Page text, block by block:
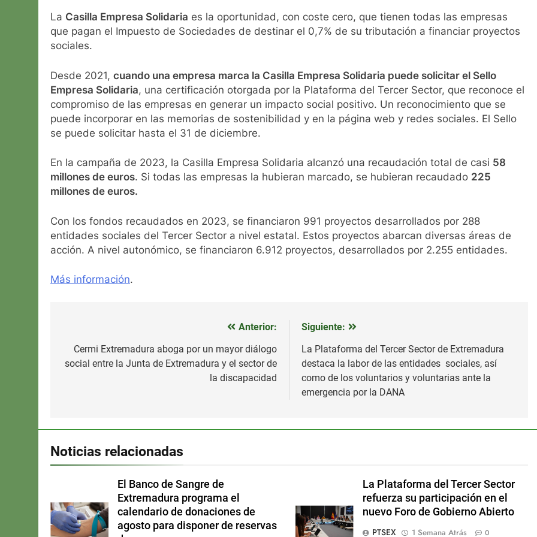
La Casilla Empresa Solidaria es la oportunidad, con coste cero, que tienen todas las empresas
que pagan el Impuesto de Sociedades de destinar el 0,7% de su tributación a financiar proyectos
sociales.
Desde 2021, cuando una empresa marca la Casilla Empresa Solidaria puede solicitar el Sello
Empresa Solidaria, una certificación otorgada por la Plataforma del Tercer Sector, que reconoce el
compromiso de las empresas en generar un impacto social positivo. Un reconocimiento que se
puede incorporar en las memorias de sostenibilidad y en la página web y redes sociales. El Sello
se puede solicitar hasta el 31 de diciembre.
En la campaña de 2023, la Casilla Empresa Solidaria alcanzó una recaudación total de casi 58
millones de euros. Si todas las empresas la hubieran marcado, se hubieran recaudado 225
millones de euros.
Con los fondos recaudados en 2023, se financiaron 991 proyectos desarrollados por 288
entidades sociales del Tercer Sector a nivel estatal. Estos proyectos abarcan diversas áreas de
acción. A nivel autonómico, se financiaron 6.912 proyectos, desarrollados por 2.255 entidades.
Más información.
de
Anterior:
Cermi Extremadura aboga por un mayor diálogo
social entre la Junta de Extremadura y el sector de
la discapacidad
Siguiente:
La Plataforma del Tercer Sector de Extremadura
destaca la labor de las entidades sociales, así
como de los voluntarios y voluntarias ante la
emergencia por la DANA
Noticias relacionadas
El Banco de Sangre de
Extremadura programa el
calendario de donaciones de
agosto para disponer de reservas
La Plataforma del Tercer Sector
refuerza su participación en el
nuevo Foro de Gobierno Abierto
PTSEX
1 Semana Atrás 0